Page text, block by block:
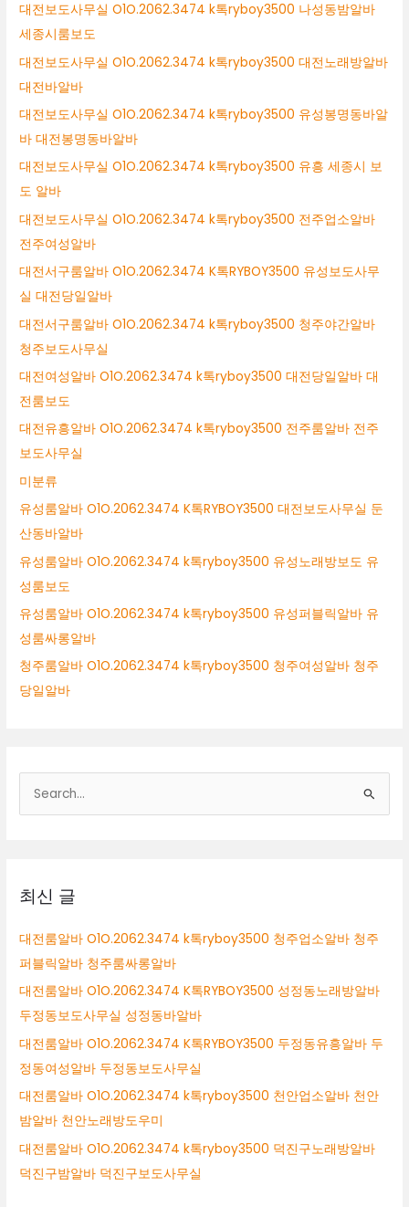
대전보도사무실 O1O.2062.3474 k톡ryboy3500 나성동밤알바
세종시룸보도
대전보도사무실 O1O.2062.3474 k톡ryboy3500 대전노래방알바
대전바알바
대전보도사무실 O1O.2062.3474 k톡ryboy3500 유성봉명동바알
바 대전봉명동바알바
대전보도사무실 O1O.2062.3474 k톡ryboy3500 유흥 세종시 보
도 알바
대전보도사무실 O1O.2062.3474 k톡ryboy3500 전주업소알바
전주여성알바
대전서구룸알바 O1O.2062.3474 K톡RYBOY3500 유성보도사무
실 대전당일알바
대전서구룸알바 O1O.2062.3474 k톡ryboy3500 청주야간알바
청주보도사무실
대전여성알바 O1O.2062.3474 k톡ryboy3500 대전당일알바 대
전룸보도
대전유흥알바 O1O.2062.3474 k톡ryboy3500 전주룸알바 전주
보도사무실
미분류
유성룸알바 O1O.2062.3474 K톡RYBOY3500 대전보도사무실 둔
산동바알바
유성룸알바 O1O.2062.3474 k톡ryboy3500 유성노래방보도 유
성룸보도
유성룸알바 O1O.2062.3474 k톡ryboy3500 유성퍼블릭알바 유
성룸싸롱알바
청주룸알바 O1O.2062.3474 k톡ryboy3500 청주여성알바 청주
당일알바
색
최신 글
대전룸알바 O1O.2062.3474 k톡ryboy3500 청주업소알바 청주
퍼블릭알바 청주룸싸롱알바
대전룸알바 O1O.2062.3474 K톡RYBOY3500 성정동노래방알바
두정동보도사무실 성정동바알바
대전룸알바 O1O.2062.3474 K톡RYBOY3500 두정동유흥알바 두
정동여성알바 두정동보도사무실
대전룸알바 O1O.2062.3474 k톡ryboy3500 천안업소알바 천안
밤알바 천안노래방도우미
대전룸알바 O1O.2062.3474 k톡ryboy3500 덕진구노래방알바
덕진구밤알바 덕진구보도사무실